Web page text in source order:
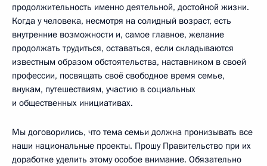
продолжительность именно деятельной, достойной жизни.
Когда у человека, несмотря на солидный возраст, есть
внутренние возможности и, самое главное, желание
продолжать трудиться, оставаться, если складываются
известным образом обстоятельства, наставником в своей
профессии, посвящать своё свободное время семье,
внукам, путешествиям, участию в социальных
и общественных инициативах.
Мы договорились, что тема семьи должна пронизывать все
наши национальные проекты. Прошу Правительство при их
доработке уделить этому особое внимание. Обязательно